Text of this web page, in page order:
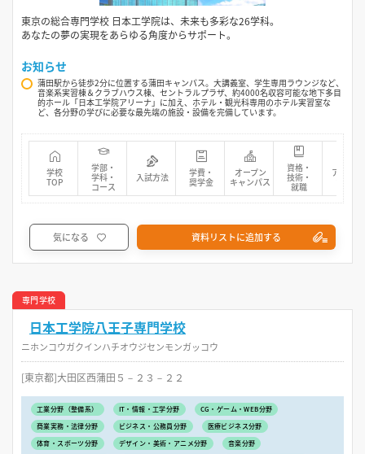
東京の総合専門学校 日本工学院は、未来も多彩な26学科。
あなたの夢の実現をあらゆる角度からサポート。
お知らせ
蒲田駅から徒歩2分に位置する蒲田キャンパス。大講義室、学生専用ラウンジなど、
音楽系実習棟＆クラブハウス棟、セントラルプラザ、約4000名収容可能な地下多目
的ホール「日本工学院アリーナ」に加え、ホテル・観光科専用のホテル実習室な
ど、各分野の学びに必要な最先端の施設・設備を完備しています。
学校
TOP
学部・
学科・
コース
入試方法
学費・
奨学金
オープン
キャンパス
資格・
技術・
就職
アクセス
マップ
気になる 資料リストに追加する
専門学校
日本工学院八王子専門学校
ニホンコウガクインハチオウジセンモンガッコウ
[東京都]大田区西蒲田５－２３－２２
工業分野（整備系） IT・情報・工学分野
CG・ゲーム・WEB分野
商業実務・法律分野
ビジネス・公務員分野
医療ビジネス分野
体育・スポーツ分野
デザイン・美術・アニメ分野
音楽分野